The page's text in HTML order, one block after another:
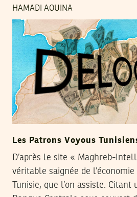
HAMADI AOUINA
Les Patrons Voyous
D’après le site « Maghreb-
véritable saignée de
Tunisie, que l’on assiste.